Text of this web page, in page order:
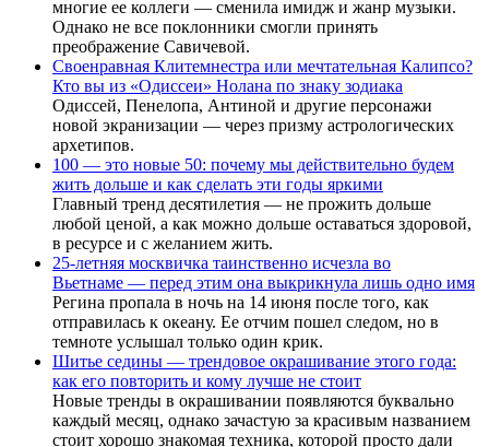
многие ее коллеги — сменила имидж и жанр музыки.
Однако не все поклонники смогли принять
преображение Савичевой.
Своенравная Клитемнестра или мечтательная Калипсо?
Кто вы из «Одиссеи» Нолана по знаку зодиака
Одиссей, Пенелопа, Антиной и другие персонажи
новой экранизации — через призму астрологических
архетипов.
100 — это новые 50: почему мы действительно будем
жить дольше и как сделать эти годы яркими
Главный тренд десятилетия — не прожить дольше
любой ценой, а как можно дольше оставаться здоровой,
в ресурсе и с желанием жить.
25-летняя москвичка таинственно исчезла во
Вьетнаме — перед этим она выкрикнула лишь одно имя
Регина пропала в ночь на 14 июня после того, как
отправилась к океану. Ее отчим пошел следом, но в
темноте услышал только один крик.
Шитье седины — трендовое окрашивание этого года:
как его повторить и кому лучше не стоит
Новые тренды в окрашивании появляются буквально
каждый месяц, однако зачастую за красивым названием
стоит хорошо знакомая техника, которой просто дали